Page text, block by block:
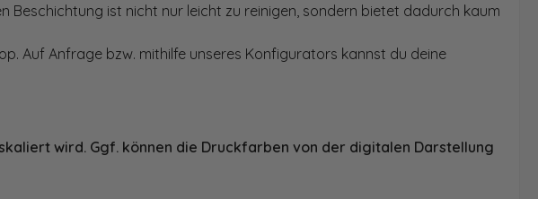
ist nicht nur leicht zu reinigen, sondern bietet dadurch kaum
Auf Anfrage bzw. mithilfe unseres Konfigurators kannst du deine
wird. Ggf. können die Druckfarben von der digitalen Darstellung